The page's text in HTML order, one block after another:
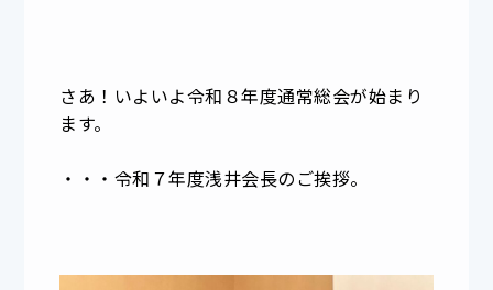
さあ！いよいよ令和８年度通常総会が始まり
ます。
・・・令和７年度浅井会長のご挨拶。